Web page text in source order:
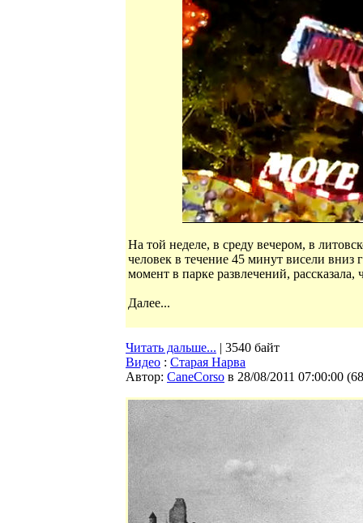
На той неделе, в среду вечером, в
человек в течение 45 минут висели
момент в парке развлечений,
Далее...
Читать дальше... | 3540 байт
Видео : Старая Нарва
Автор: CaneCorso в 28/08/2011 07:00:00 (